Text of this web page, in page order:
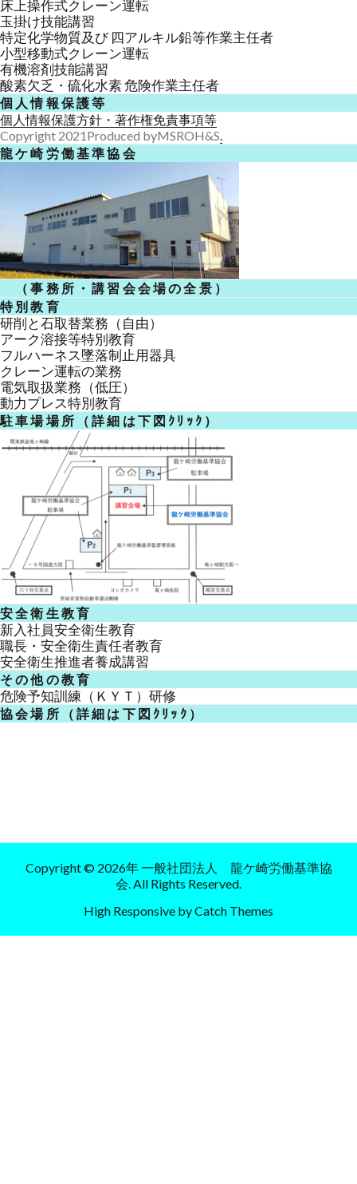
床上操作式クレーン運転
玉掛け技能講習
特定化学物質及び 四アルキル鉛等作業主任者
小型移動式クレーン運転
有機溶剤技能講習
酸素欠乏・硫化水素 危険作業主任者
個人情報保護等
個人情報保護方針 ・著作権免責事項等
Copyright 2021Produced byMSROH&S.
龍ケ崎労働基準協会
（事務所・講習会会場の全景）
特別教育
研削と石取替業務（自由）
アーク溶接等特別教育
フルハーネス墜落制止用器具
クレーン運転の業務
電気取扱業務（低圧）
動力プレス特別教育
駐車場場所（詳細は下図ｸﾘｯｸ）
安全衛生教育
新入社員安全衛生教育
職長・安全衛生責任者教育
安全衛生推進者養成講習
その他の教育
危険予知訓練（ＫＹＴ）研修
協会場所（詳細は下図ｸﾘｯｸ）
Copyright © 2026年一般社団法人 龍ケ崎労働基準協
会. All Rights Reserved.
High Responsive byCatch Themes